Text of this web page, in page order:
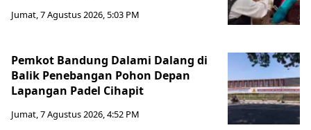
Jumat, 7 Agustus 2026, 5:03 PM
Pemkot Bandung Dalami Dalang di
Balik Penebangan Pohon Depan
Lapangan Padel Cihapit
Jumat, 7 Agustus 2026, 4:52 PM